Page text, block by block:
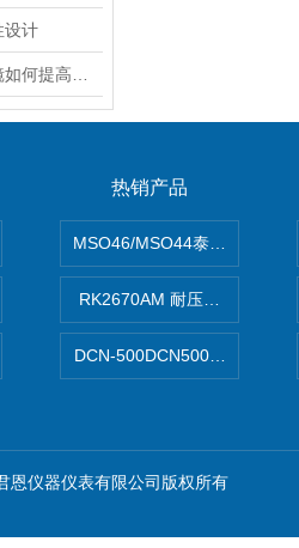
设计
热销产品
MSO46/MSO44泰克
RK2670AM 耐压测试仪
DCN-500DCN500资料收集器
恩仪器仪表有限公司版权所有